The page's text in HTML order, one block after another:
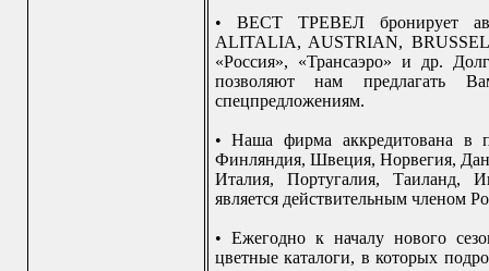
• ВЕСТ ТРЕВЕЛ бронирует
ALITALIA, AUSTRIAN,
«Россия», «Трансаэро» и др.
позволяют нам предлагать
спецпредложениям.
• Наша фирма аккредитована в
Финляндия, Швеция, Норвегия,
Италия, Португалия,
является действительным членом
• Ежегодно к началу нового
цветные каталоги, в которых